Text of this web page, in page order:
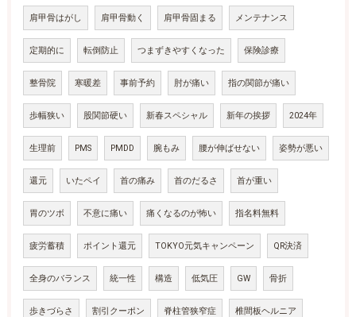
肩甲骨はがし 肩甲骨動く 肩甲骨固まる メンテナンス
定期的に 転倒防止 つまずきやすくなった 保険診療
整骨院 寒暖差 事前予約 肘が痛い 指の関節が痛い
歩幅狭い 股関節硬い 新春スペシャル 新年の挨拶 2024年
生理前 PMS PMDD 腕もみ 腰が伸ばせない 姿勢が悪い
還元 いたペイ 首の痛み 首のだるさ 首が重い
胃のツボ 不意に痛い 痛くなるのが怖い 指名料無料
疲労蓄積 ポイント還元 TOKYO元気キャンペーン QR決済
全身のバランス 統一性 構造 低気圧 GW 骨折
歩きづらさ 割引クーポン 脊柱管狭窄症 椎間板ヘルニア